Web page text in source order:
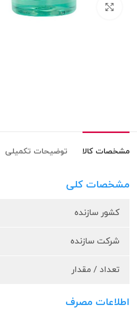
بزرگنمایی تصویر
مشخصات کالا توضیحات تکمیلی
مشخصات کلی
کشور سازنده
شرکت سازنده
تعداد / مقدار
اطلاعات مصرف